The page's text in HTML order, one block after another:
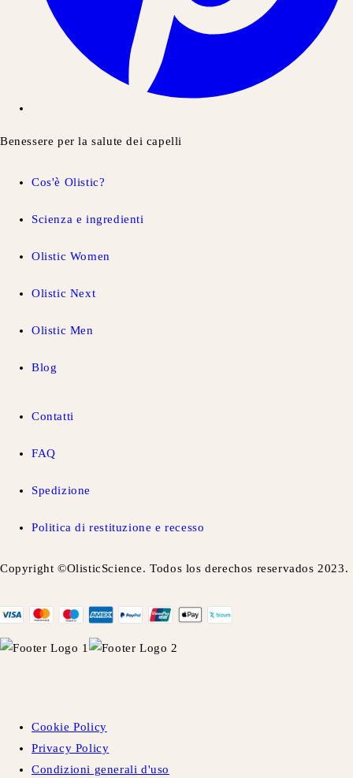
Benessere per la salute dei capelli
Cos'è Olistic?
Scienza e ingredienti
Olistic Women
Olistic Next
Olistic Men
Blog
Contatti
FAQ
Spedizione
Politica di restituzione e recesso
Copyright ©OlisticScience. Todos los derechos reservados 2023.
Cookie Policy
Privacy Policy
Condizioni generali d'uso